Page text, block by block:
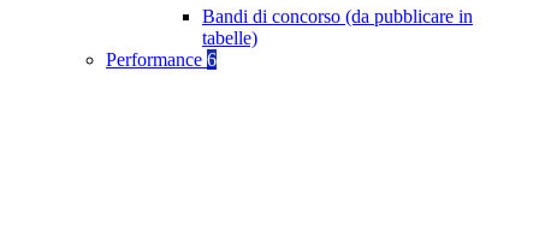
Bandi di concorso (da pubblicare in
tabelle)
Performance 6